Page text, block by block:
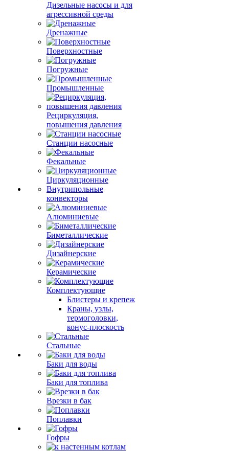
Дизельные насосы и для
агрессивной среды
Дренажные
Поверхностные
Погружные
Промышленные
Рециркуляция,
повышения давления
Станции насосные
Фекальные
Циркуляционные
Внутрипольные
конвекторы
Алюминиевые
Биметаллические
Дизайнерские
Керамические
Комплектующие
Блистеры и крепеж
Краны, узлы,
термоголовки,
конус-плоскость
Стальные
Баки для воды
Баки для топлива
Врезки в бак
Поплавки
Гофры